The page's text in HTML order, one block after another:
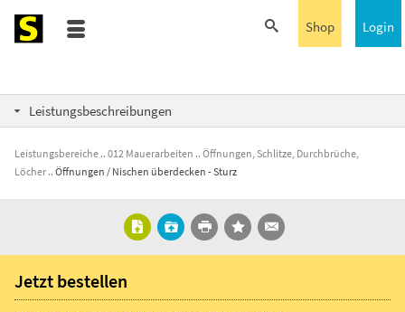
Login
Shop
Leistungsbeschreibungen
Leistungsbereiche 012 Mauerarbeiten
Öffnungen, Schlitze, Durchbrüche,
Löcher
Öffnungen / Nischen überdecken - Sturz
Jetzt bestellen